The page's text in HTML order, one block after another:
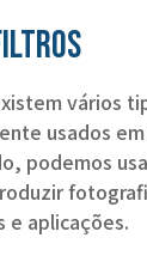
vários
usados
podemos
e aplicações.